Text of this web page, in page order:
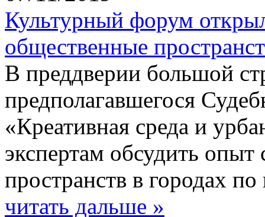
Культурный форум
общественные
В преддверии большой
предполагавшегося
«Креативная среда и
экспертам обсудить опыт
пространств в городах
читать дальше »